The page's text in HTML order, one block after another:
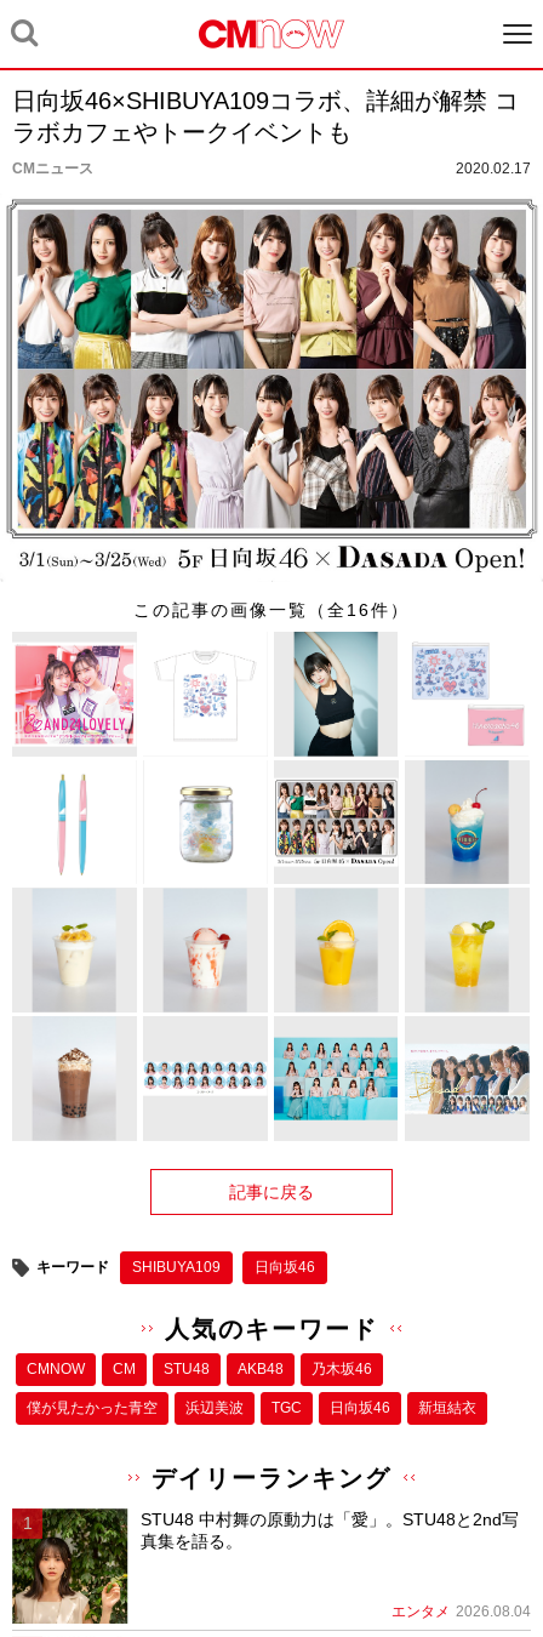
日向坂46×SHIBUYA109コラボ、詳細が解禁 コ
ラボカフェやトークイベントも
CMニュース 2020.02.17
この記事の画像一覧（全16件）
記事に戻る
キーワード SHIBUYA109 日向坂46
人気のキーワード
CMNOW CM STU48 AKB48 乃木坂46
僕が⾒たかった⻘空 浜辺美波 TGC 日向坂46 新垣結衣
デイリーランキング
STU48 中村舞の原動力は「愛」。STU48と2nd写
真集を語る。
エンタメ 2026.08.04